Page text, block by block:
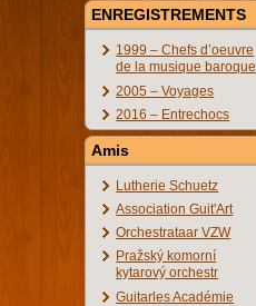
ENREGISTREMENTS
1999 – Chefs d’oeuvre
de la musique baroque
2005 – Voyages
2016 – Entrechocs
Amis
Lutherie Schuetz
Association Guit'Art
Orchestrataar VZW
Pražský komorní
kytarový orchestr
Guitarles Académie